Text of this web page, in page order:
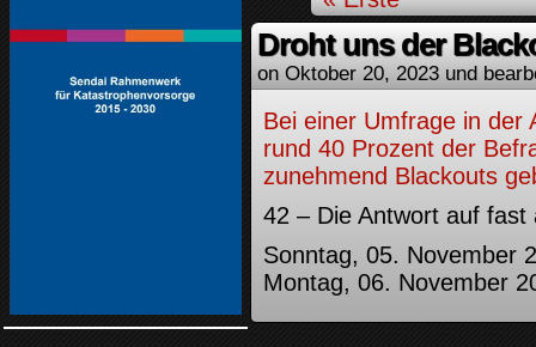
Droht uns der
on Oktober 20, 2023 und
Bei einer Umfrage in der
rund 40 Prozent der
zunehmend Blackouts
42 – Die Antwort auf fast
Sonntag, 05. November
Montag, 06. November